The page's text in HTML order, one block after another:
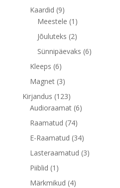
Kaardid 99
toodet
Meestele 1 1
toode
Jõuluteks 22
toodet
Sünnipäevaks 66
Kleeps 66
toodet
Magnet 33
toodet
Kirjandus 123123
toodet
Audioraamat 66
Raamatud 7474
toodet
E-Raamatud 3434
toodet
Lasteraamatud 33
Piiblid 1 1
toode
Märkmikud 44